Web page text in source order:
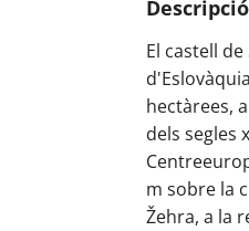
Descripció
El castell
hectàrees,
dels segles
m sobre la
Žehra, a la